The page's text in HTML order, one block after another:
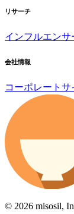
リサーチ
インフルエンサ
会社情報
コーポレートサ
© 2026 misosil,